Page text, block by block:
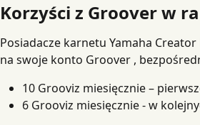
Korzyści z Groover w
Posiadacze karnetu Yamaha Creator
na swoje konto Groover ,
10 Grooviz miesięcznie –
6 Grooviz miesięcznie - w